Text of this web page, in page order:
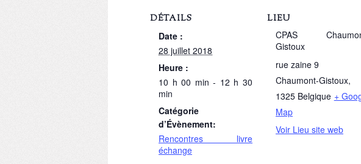
DÉTAILS
Date :
28 juillet 2018
Heure :
10 h 00 min - 12 h 30
min
Catégorie
d’Évènement:
Rencontres livre
échange
LIEU
CPAS
Gistoux
rue zaine 9
Chaumont-Gistoux,
1325 Belgique +
Map
Voir Lieu site web